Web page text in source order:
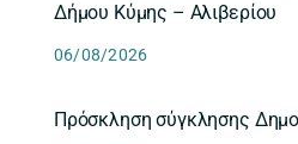
Δήμου Κύμης – Αλιβερίου
06/08/2026
Πρόσκληση σύγκλησης